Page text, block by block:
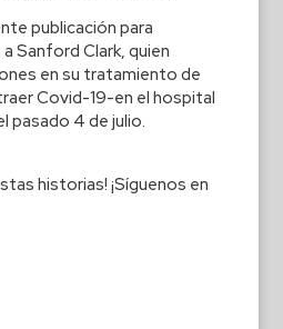
publicación para
Sanford Clark, quien
en su tratamiento de
Covid-19-en el hospital
pasado 4 de julio.
historias! ¡Síguenos en